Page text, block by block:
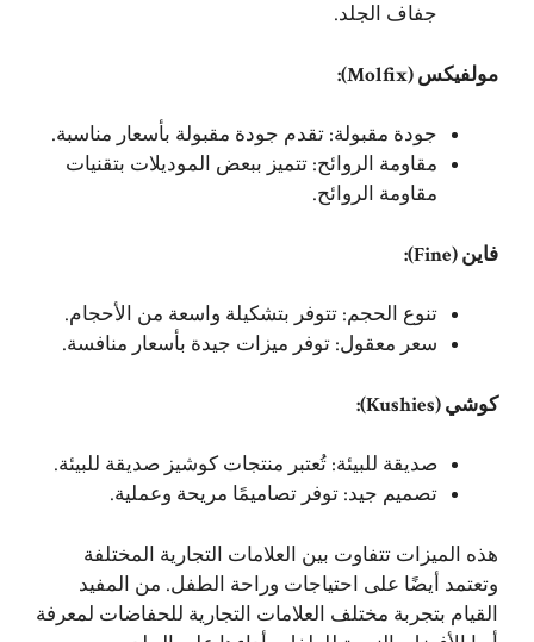
جفاف الجلد.
مولفيكس (Molfix):
جودة مقبولة: تقدم جودة مقبولة بأسعار مناسبة.
مقاومة الروائح: تتميز ببعض الموديلات بتقنيات
مقاومة الروائح.
فاين (Fine):
تنوع الحجم: تتوفر بتشكيلة واسعة من الأحجام.
سعر معقول: توفر ميزات جيدة بأسعار منافسة.
كوشي (Kushies):
صديقة للبيئة: تُعتبر منتجات كوشيز صديقة للبيئة.
تصميم جيد: توفر تصاميمًا مريحة وعملية.
هذه الميزات تتفاوت بين العلامات التجارية المختلفة
وتعتمد أيضًا على احتياجات وراحة الطفل. من المفيد
القيام بتجربة مختلف العلامات التجارية للحفاضات لمعرفة